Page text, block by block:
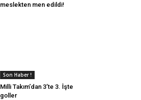
meslekten men edildi!
Son Haber !
Milli Takım’dan 3’te 3. İşte
goller